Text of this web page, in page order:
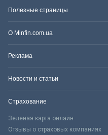
Полезные страницы
О Minfin.com.ua
Реклама
Новости и статьи
Страхование
Зеленая карта онлайн
Отзывы о страховых компаниях